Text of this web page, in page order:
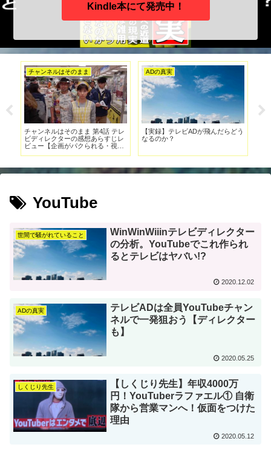
Kindle本にて発売中！
チャンネルはそのまま
チャンネルはそのまま 第4話 テレ
ビディレクターの感想あらすじレ
ビュー【企画がパクられる・視聴
ADの真実
【実録】テレビADが飛んだらどう
なるのか？
YouTube
世間で騒がれていること
WinWinWiiinテレビディレクター
の分析。YouTubeでこれ作られ
るとテレビはヤバい!?
2020.12.02
ADの真実
テレビADは全員YouTubeチャン
ネルで一発狙おう【ディレクター
も】
2020.05.25
しくじり先生
【しくじり先生】年収4000万
円！YouTuberラファエル① 自衛
隊から営業マンへ！仮面をつけた
理由
2020.05.12